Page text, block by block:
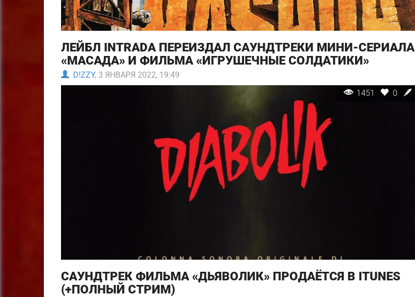
ЛЕЙБЛ INTRADA ПЕРЕИЗДАЛ САУНДТРЕКИ МИНИ-СЕРИАЛА
«МАСАДА» И ФИЛЬМА «ИГРУШЕЧНЫЕ СОЛДАТИКИ»
D!ZZY, 3 ЯНВАРЯ 2022, 19:49
1451 0
САУНДТРЕК ФИЛЬМА «ДЬЯВОЛИК» ПРОДАЁТСЯ В ITUNES
(+ПОЛНЫЙ СТРИМ)